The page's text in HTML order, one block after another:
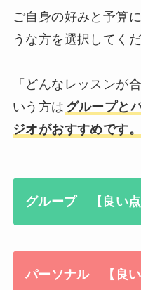
ご自身の好みと予算
うな方を選択してくだ
「どんなレッスンが
いう方は グループと
ジオがおすすめです。
グループ 【良い点
パーソナル 【良い